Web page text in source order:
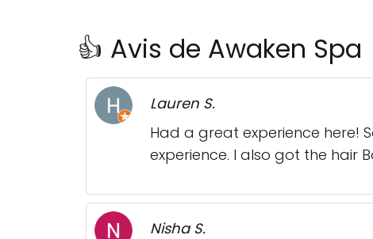
👍 Avis de Awaken Spa
Lauren S.
Had a great experience here!
experience. I also got the hair
Nisha S.